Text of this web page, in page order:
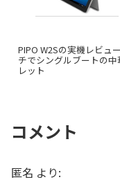
PIPO W2Sの実機レビュ
チでシングルブートの
レット
コメント
匿名 より: